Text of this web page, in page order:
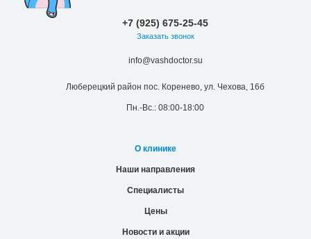
+7 (925) 675-25-45
Заказать звонок
info@vashdoctor.su
Люберецкий район пос. Коренево, ул. Чехова, 16б
Пн.-Вс.: 08:00-18:00
О клинике
Наши направления
Специалисты
Цены
Новости и акции